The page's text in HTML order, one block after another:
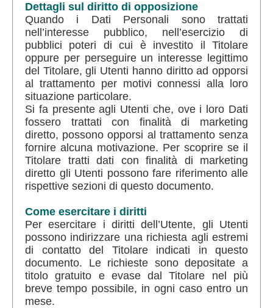
Dettagli sul diritto di opposizione
Quando i Dati Personali sono trattati
nell’interesse pubblico, nell’esercizio di
pubblici poteri di cui è investito il Titolare
oppure per perseguire un interesse legittimo
del Titolare, gli Utenti hanno diritto ad opporsi
al trattamento per motivi connessi alla loro
situazione particolare.
Si fa presente agli Utenti che, ove i loro Dati
fossero trattati con finalità di marketing
diretto, possono opporsi al trattamento senza
fornire alcuna motivazione. Per scoprire se il
Titolare tratti dati con finalità di marketing
diretto gli Utenti possono fare riferimento alle
rispettive sezioni di questo documento.
Come esercitare i diritti
Per esercitare i diritti dell’Utente, gli Utenti
possono indirizzare una richiesta agli estremi
di contatto del Titolare indicati in questo
documento. Le richieste sono depositate a
titolo gratuito e evase dal Titolare nel più
breve tempo possibile, in ogni caso entro un
mese.